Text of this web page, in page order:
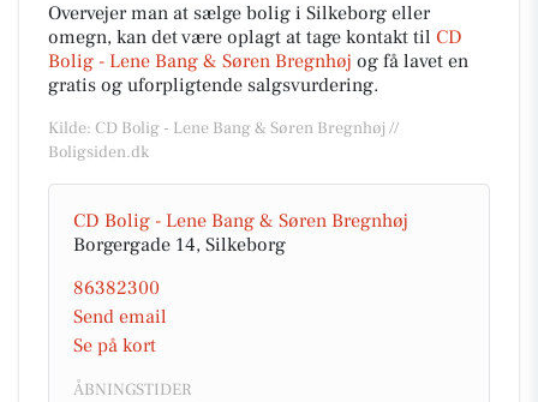
Overvejer man at sælge bolig i Silkeborg eller
omegn, kan det være oplagt at tage kontakt til CD
Bolig - Lene Bang & Søren Bregnhøj og få lavet en
gratis og uforpligtende salgsvurdering.
Kilde: CD Bolig - Lene Bang & Søren Bregnhøj //
Boligsiden.dk
CD Bolig - Lene Bang & Søren Bregnhøj
Borgergade 14, Silkeborg
86382300
Send email
Se på kort
ÅBNINGSTIDER